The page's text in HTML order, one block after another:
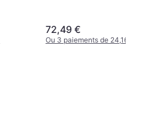
72,49 €
Ou 3 paiements de 24,16 €